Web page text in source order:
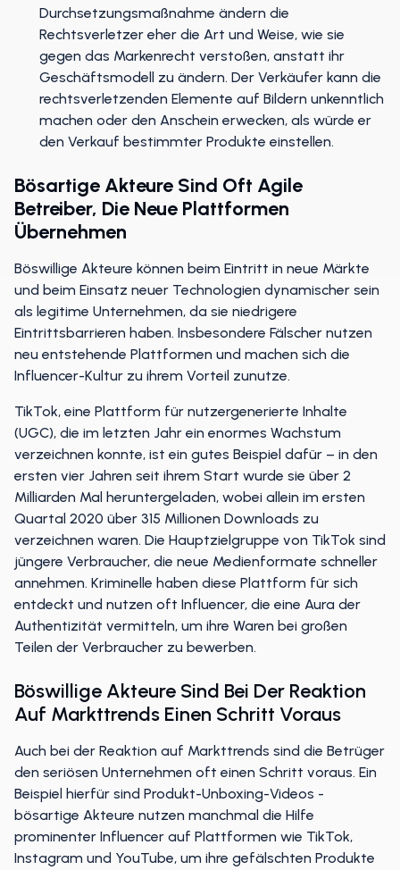
Durchsetzungsmaßnahme ändern die
Rechtsverletzer eher die Art und Weise, wie sie
gegen das Markenrecht verstoßen, anstatt ihr
Geschäftsmodell zu ändern. Der Verkäufer kann die
rechtsverletzenden Elemente auf Bildern unkenntlich
machen oder den Anschein erwecken, als würde er
den Verkauf bestimmter Produkte einstellen.
Bösartige Akteure Sind Oft Agile
Betreiber, Die Neue Plattformen
Übernehmen
Böswillige Akteure können beim Eintritt in neue Märkte
und beim Einsatz neuer Technologien dynamischer sein
als legitime Unternehmen, da sie niedrigere
Eintrittsbarrieren haben. Insbesondere Fälscher nutzen
neu entstehende Plattformen und machen sich die
Influencer-Kultur zu ihrem Vorteil zunutze.
TikTok, eine Plattform für nutzergenerierte Inhalte
(UGC), die im letzten Jahr ein enormes Wachstum
verzeichnen konnte, ist ein gutes Beispiel dafür – in den
ersten vier Jahren seit ihrem Start wurde sie über 2
Milliarden Mal heruntergeladen, wobei allein im ersten
Quartal 2020 über 315 Millionen Downloads zu
verzeichnen waren. Die Hauptzielgruppe von TikTok sind
jüngere Verbraucher, die neue Medienformate schneller
annehmen. Kriminelle haben diese Plattform für sich
entdeckt und nutzen oft Influencer, die eine Aura der
Authentizität vermitteln, um ihre Waren bei großen
Teilen der Verbraucher zu bewerben.
Böswillige Akteure Sind Bei Der Reaktion
Auf Markttrends Einen Schritt Voraus
Auch bei der Reaktion auf Markttrends sind die Betrüger
den seriösen Unternehmen oft einen Schritt voraus. Ein
Beispiel hierfür sind Produkt-Unboxing-Videos -
bösartige Akteure nutzen manchmal die Hilfe
prominenter Influencer auf Plattformen wie TikTok,
Instagram und YouTube, um ihre gefälschten Produkte